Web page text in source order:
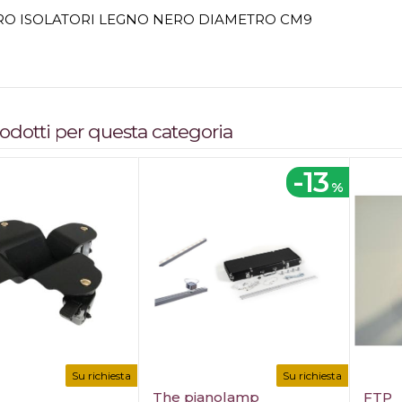
ISOLATORI LEGNO NERO DIAMETRO CM9
per questa categoria
Su richiesta
-13 %
Su richiesta
The pianolamp
FTP